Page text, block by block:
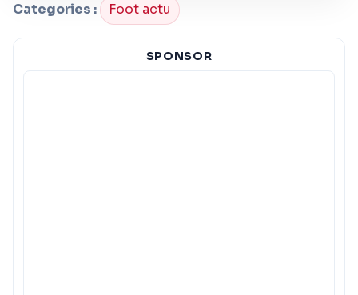
Categories : Foot actu
SPONSOR